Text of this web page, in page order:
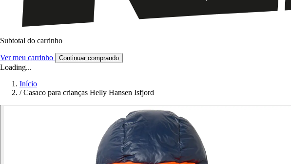
Subtotal do carrinho
Ver meu carrinho Continuar comprando
Loading...
Início
/ Casaco para crianças Helly Hansen Isfjord